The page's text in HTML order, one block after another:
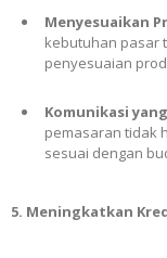
Menyesuaikan
kebutuhan pasar
penyesuaian
Komunikasi
pemasaran tidak
sesuai dengan
5. Meningkatkan